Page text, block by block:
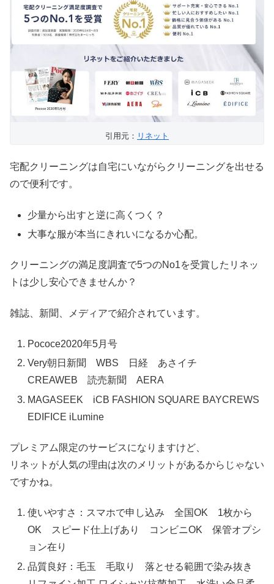
引用元： リネット
宅配クリーニングは自宅にいながらクリーニングを出せる
ので便利です。
少量から出すと逆に高くつく？
大事な服が本当にきれいになるか心配。
クリーニングの満足度調査で5つのNo1を受賞したリネッ
トは少し安心できませんか？
雑誌、新聞、メディアで紹介されています。
Pococe2020年5月号
Very朝日新聞 WBS 日経 あさイチ
CREAWEB 読売新聞 AERA
MAGASEEK iCB FASHION SQUARE BAYCREWS
EDIFICE iLumine
プレミアム限定のサービスになりますけど、
リネットが人気の理由は次のメリットがあるからじゃない
ですかね。
使いやすさ：スマホで申し込み 全国OK 1枚から
OK スピード仕上げあり コンビニOK 保管オプシ
ョン在り
品質良好：毛玉 毛取り 落とせる範囲で染み抜き